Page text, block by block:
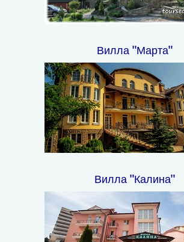
Вилла "Марта"
Вилла "Калина"